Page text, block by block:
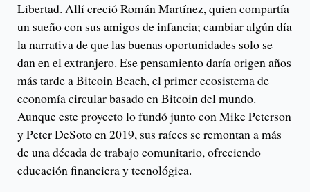
Libertad. Allí creció Román Martínez, quien compartía
un sueño con sus amigos de infancia; cambiar algún día
la narrativa de que las buenas oportunidades solo se
dan en el extranjero. Ese pensamiento daría origen años
más tarde a Bitcoin Beach, el primer ecosistema de
economía circular basado en Bitcoin del mundo.
Aunque este proyecto lo fundó junto con Mike Peterson
y Peter DeSoto en 2019, sus raíces se remontan a más
de una década de trabajo comunitario, ofreciendo
educación financiera y tecnológica.